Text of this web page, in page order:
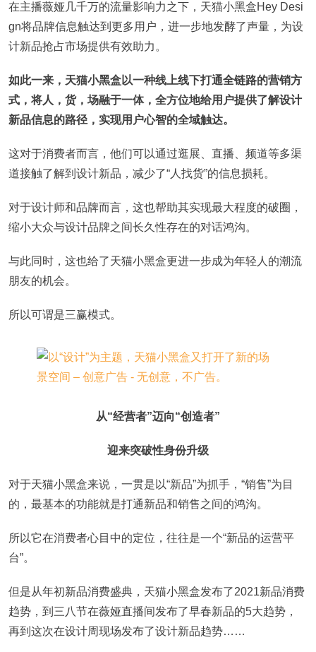
在主播薇娅几千万的流量影响力之下，天猫小黑盒Hey Desi
gn将品牌信息触达到更多用户，进一步地发酵了声量，为设
计新品抢占市场提供有效助力。
如此一来，天猫小黑盒以一种线上线下打通全链路的营销方
式，将人，货，场融于一体，全方位地给用户提供了解设计
新品信息的路径，实现用户心智的全域触达。
这对于消费者而言，他们可以通过逛展、直播、频道等多渠
道接触了解到设计新品，减少了“人找货”的信息损耗。
对于设计师和品牌而言，这也帮助其实现最大程度的破圈，
缩小大众与设计品牌之间长久性存在的对话鸿沟。
与此同时，这也给了天猫小黑盒更进一步成为年轻人的潮流
朋友的机会。
所以可谓是三赢模式。
从“经营者”迈向“创造者”
迎来突破性身份升级
对于天猫小黑盒来说，一贯是以“新品”为抓手，“销售”为目
的，最基本的功能就是打通新品和销售之间的鸿沟。
所以它在消费者心目中的定位，往往是一个“新品的运营平
台”。
但是从年初新品消费盛典，天猫小黑盒发布了2021新品消费
趋势，到三八节在薇娅直播间发布了早春新品的5大趋势，
再到这次在设计周现场发布了设计新品趋势……